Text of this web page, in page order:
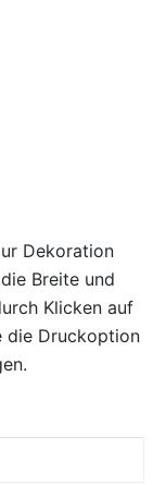
Dekoration
Breite und
Klicken auf
die Druckoption